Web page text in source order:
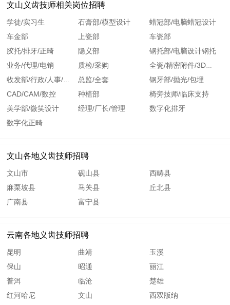
文山义齿技师相关岗位招聘
学徒/实习生 石膏部/模型设计
蜡冠部/电脑蜡冠设计
车金部
上瓷部
车瓷部
胶托/排牙/正畸
隐义部
钢托部/电脑设计钢托
业务/代理/电销
质检/采购
全瓷/精密附件/3D打印
收发部/行政/人事/文员/翻译
总监/全套
钢牙部/抛光/包埋
CAD/CAM/数控
种植部
椅旁技师/临床支持
美学部/微笑设计
经理/厂长/管理
数字化排牙
数字化正畸
文山各地义齿技师招聘
文山市 砚山县
西畴县
麻栗坡县
马关县
丘北县
广南县
富宁县
云南各地义齿技师招聘
昆明 曲靖
玉溪
保山
昭通
丽江
普洱
临沧
楚雄
红河哈尼
文山
西双版纳